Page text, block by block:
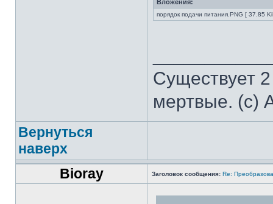
Вложения:
порядок подачи питания.PNG [ 37.85
Существует
мертвые. (с)
Вернуться
наверх
Bioray
Заголовок сообщения: Re: